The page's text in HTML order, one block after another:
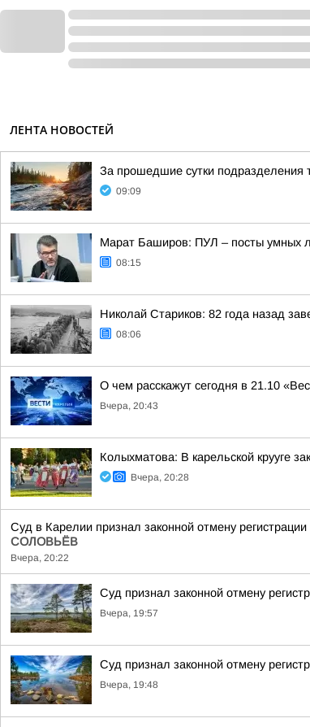
ЛЕНТА НОВОСТЕЙ
За прошедшие сутки подразделения
09:09
Марат Баширов: ПУЛ – посты умных
08:15
Николай Стариков: 82 года назад
08:06
О чем расскажут сегодня в 21.10
Вчера, 20:43
Колыхматова: В карельской крууге
Вчера, 20:28
Суд в Карелии признал законной отмену
СОЛОВЬЁВ
Вчера, 20:22
Суд признал законной отмену
Вчера, 19:57
Суд признал законной отмену
Вчера, 19:48